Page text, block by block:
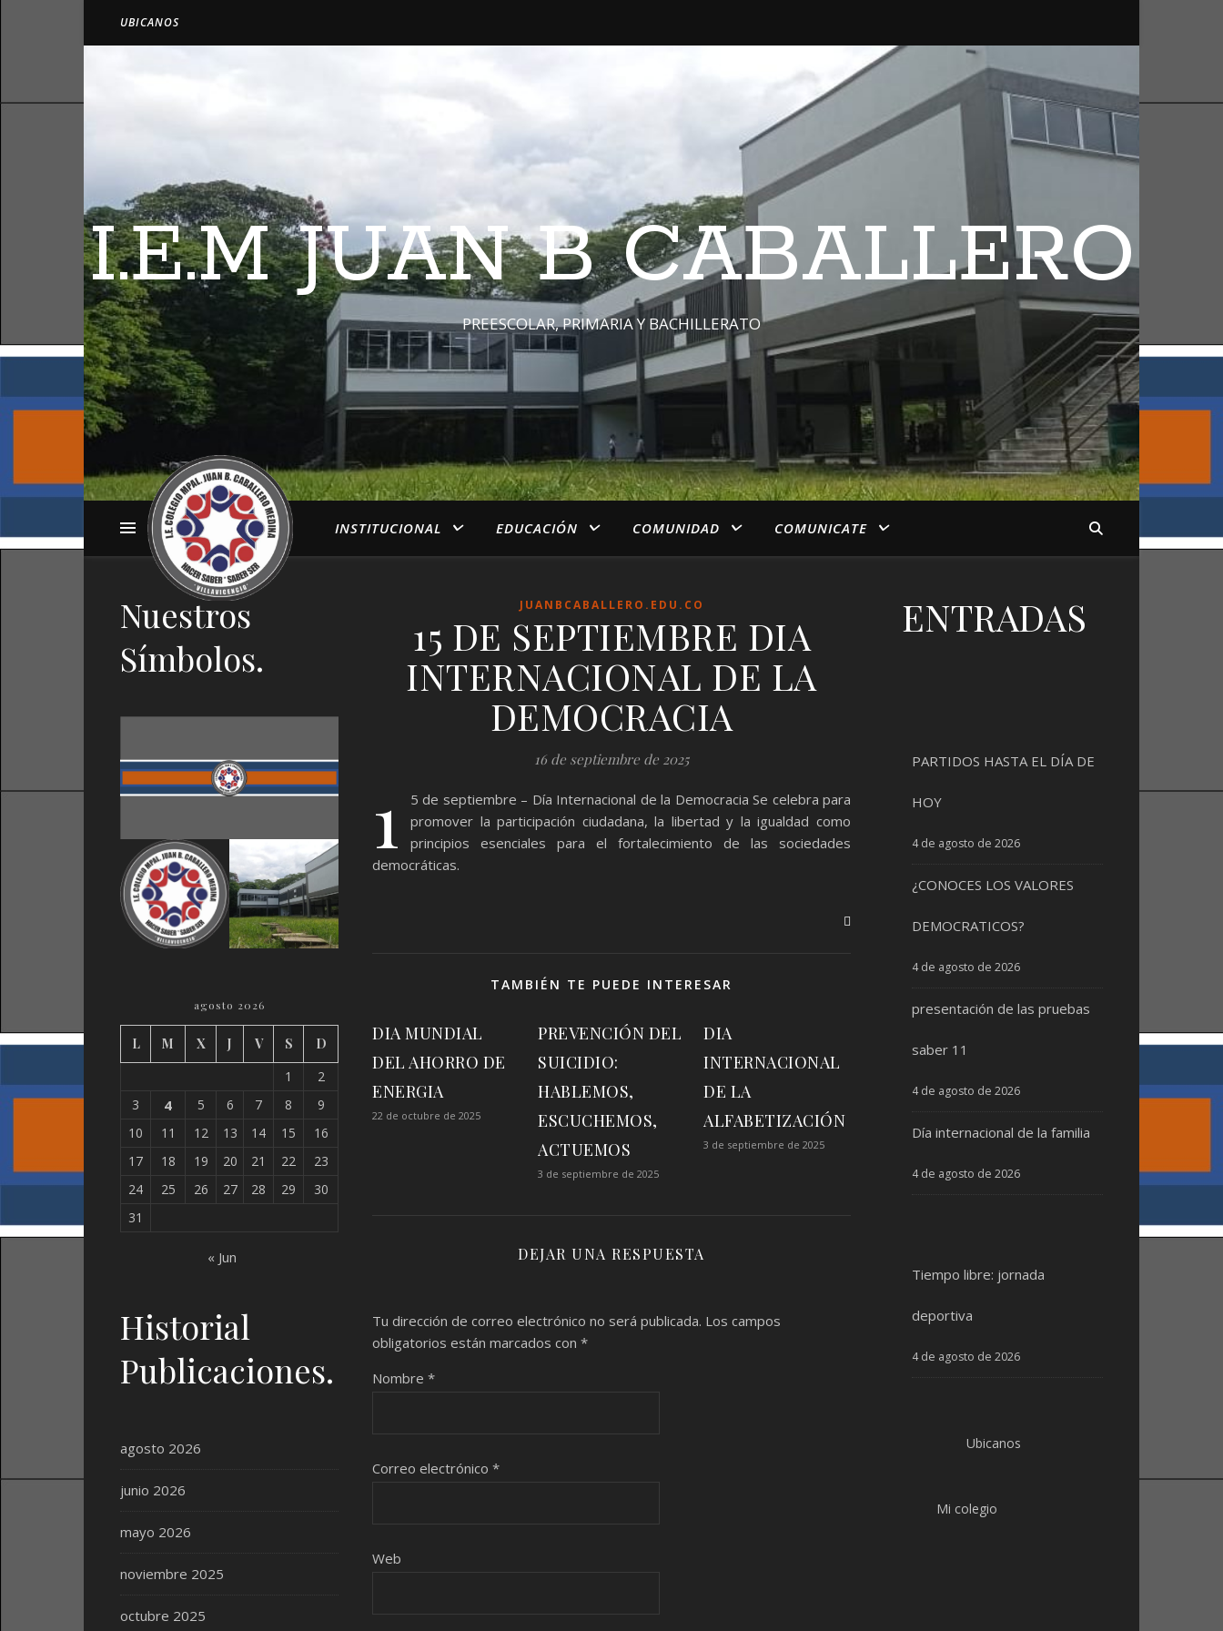
UBICANOS
I.E.M JUAN B CABALLERO
PREESCOLAR, PRIMARIA Y BACHILLERATO
INSTITUCIONAL EDUCACIÓN COMUNIDAD COMUNICATE
Nuestros
Símbolos.
agosto 2026
L M X J V S
D
1
2
3
4 5 6 7 8
9
10
11 12 13 14 15
16
17
18 19 20 21 22
23
24
25 26 27 28 29
30
31
« Jun
Historial
Publicaciones.
agosto 2026
junio 2026
mayo 2026
noviembre 2025
octubre 2025
JUANBCABALLERO.EDU.CO
15 DE SEPTIEMBRE DIA
INTERNACIONAL DE LA
DEMOCRACIA
16 de septiembre de 2025
1
5 de septiembre – Día Internacional de la Democracia Se celebra para
promover la participación ciudadana, la libertad y la igualdad como
principios esenciales para el fortalecimiento de las sociedades
democráticas.
TAMBIÉN TE PUEDE INTERESAR
DIA MUNDIAL
DEL AHORRO DE
ENERGIA
22 de octubre de 2025
PREVENCIÓN DEL
SUICIDIO:
HABLEMOS,
ESCUCHEMOS,
ACTUEMOS
3 de septiembre de 2025
DIA
INTERNACIONAL
DE LA
ALFABETIZACIÓN
3 de septiembre de 2025
DEJAR UNA RESPUESTA
Tu dirección de correo electrónico no será publicada. Los campos
obligatorios están marcados con *
Nombre *
Correo electrónico *
Web
ENTRADAS
PARTIDOS HASTA EL DÍA DE
HOY
4 de agosto de 2026
¿CONOCES LOS VALORES
DEMOCRATICOS?
4 de agosto de 2026
presentación de las pruebas
saber 11
4 de agosto de 2026
Día internacional de la familia
4 de agosto de 2026
Tiempo libre: jornada
deportiva
4 de agosto de 2026
Ubicanos
Mi colegio